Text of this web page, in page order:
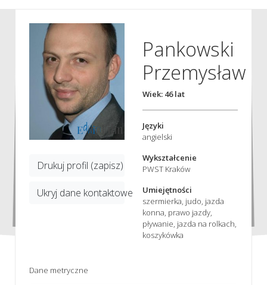
Drukuj profil (zapisz)
Ukryj dane kontaktowe
Pankowski
Przemysław
Wiek: 46 lat
Języki
angielski
Wykształcenie
PWST Kraków
Umiejętności
szermierka, judo, jazda
konna, prawo jazdy,
pływanie, jazda na rolkach,
koszykówka
Dane metryczne